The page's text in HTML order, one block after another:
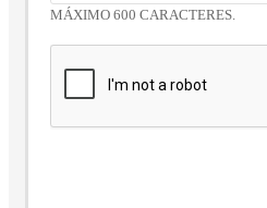
MÁXIMO 600 CARACTERES.